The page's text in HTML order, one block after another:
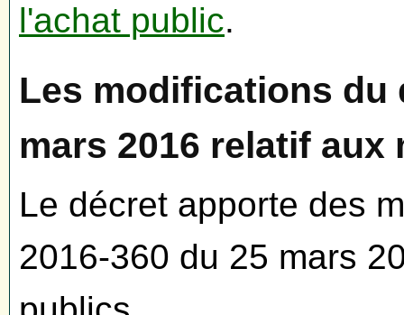
l'achat public.
Les modifications du
mars 2016 relatif
Le décret apporte des
2016-360 du 25 mars